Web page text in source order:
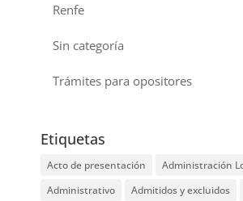
Renfe
Sin categoría
Trámites para opositores
Etiquetas
Acto de presentación
Administración
Administrativo
Admitidos y excluidos